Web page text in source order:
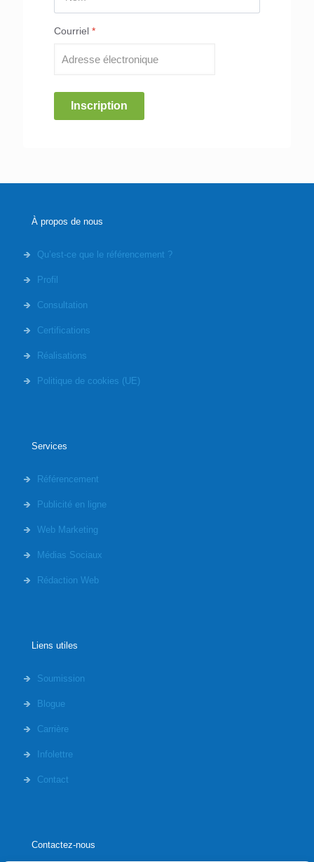
Courriel *
Inscription
À propos de nous
Qu’est-ce que le référencement ?
Profil
Consultation
Certifications
Réalisations
Politique de cookies (UE)
Services
Référencement
Publicité en ligne
Web Marketing
Médias Sociaux
Rédaction Web
Liens utiles
Soumission
Blogue
Carrière
Infolettre
Contact
Contactez-nous